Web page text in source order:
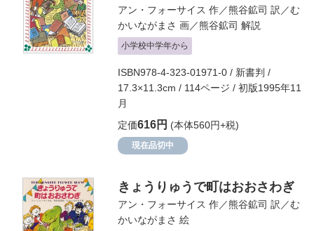
アン・フォーサイス 作／熊谷鉱司 訳／む
かいながまさ 画／熊谷鉱司 解説
小学校中学年から
ISBN978-4-323-01971-0 / 新書判 /
17.3×11.3cm / 114ページ / 初版1995年11
月
定価616円 (本体560円+税)
現在品切中
きょうりゅうで町はおおさわぎ
アン・フォーサイス 作／熊谷鉱司 訳／む
かいながまさ 絵